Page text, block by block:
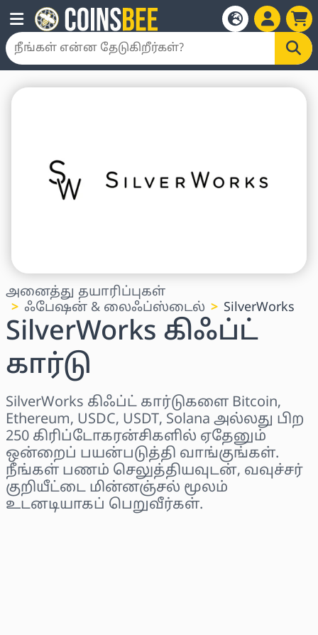
அனைத்து தயாரிப்புகள்
ஃபேஷன் & லைஃப்ஸ்டைல்
SilverWorks
SilverWorks கிஃப்ட்
கார்டு
SilverWorks கிஃப்ட் கார்டுகளை Bitcoin,
Ethereum, USDC, USDT, Solana அல்லது பிற
250 கிரிப்டோகரன்சிகளில் ஏதேனும்
ஒன்றைப் பயன்படுத்தி வாங்குங்கள்.
நீங்கள் பணம் செலுத்தியவுடன், வவுச்சர்
குறியீட்டை மின்னஞ்சல் மூலம்
உடனடியாகப் பெறுவீர்கள்.